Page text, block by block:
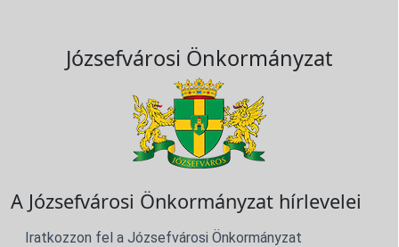
Józsefvárosi Önkormányzat
A Józsefvárosi Önkormányzat hírlevelei
Iratkozzon fel a Józsefvárosi Önkormányzat